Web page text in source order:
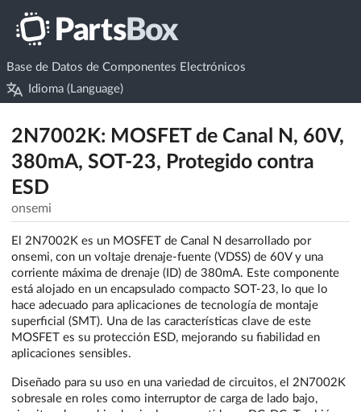
Base de Datos de Componentes Electrónicos
Idioma (Language)
2N7002K: MOSFET de Canal N, 60V,
380mA, SOT-23, Protegido contra
ESD
onsemi
El 2N7002K es un MOSFET de Canal N desarrollado por
onsemi, con un voltaje drenaje-fuente (VDSS) de 60V y una
corriente máxima de drenaje (ID) de 380mA. Este componente
está alojado en un encapsulado compacto SOT-23, lo que lo
hace adecuado para aplicaciones de tecnología de montaje
superficial (SMT). Una de las características clave de este
MOSFET es su protección ESD, mejorando su fiabilidad en
aplicaciones sensibles.
Diseñado para su uso en una variedad de circuitos, el 2N7002K
sobresale en roles como interruptor de carga de lado bajo,